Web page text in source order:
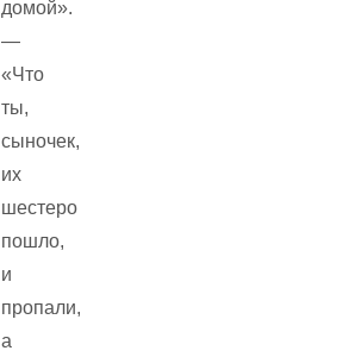
домой».
—
«Что
ты,
сыночек,
их
шестеро
пошло,
и
пропали,
а